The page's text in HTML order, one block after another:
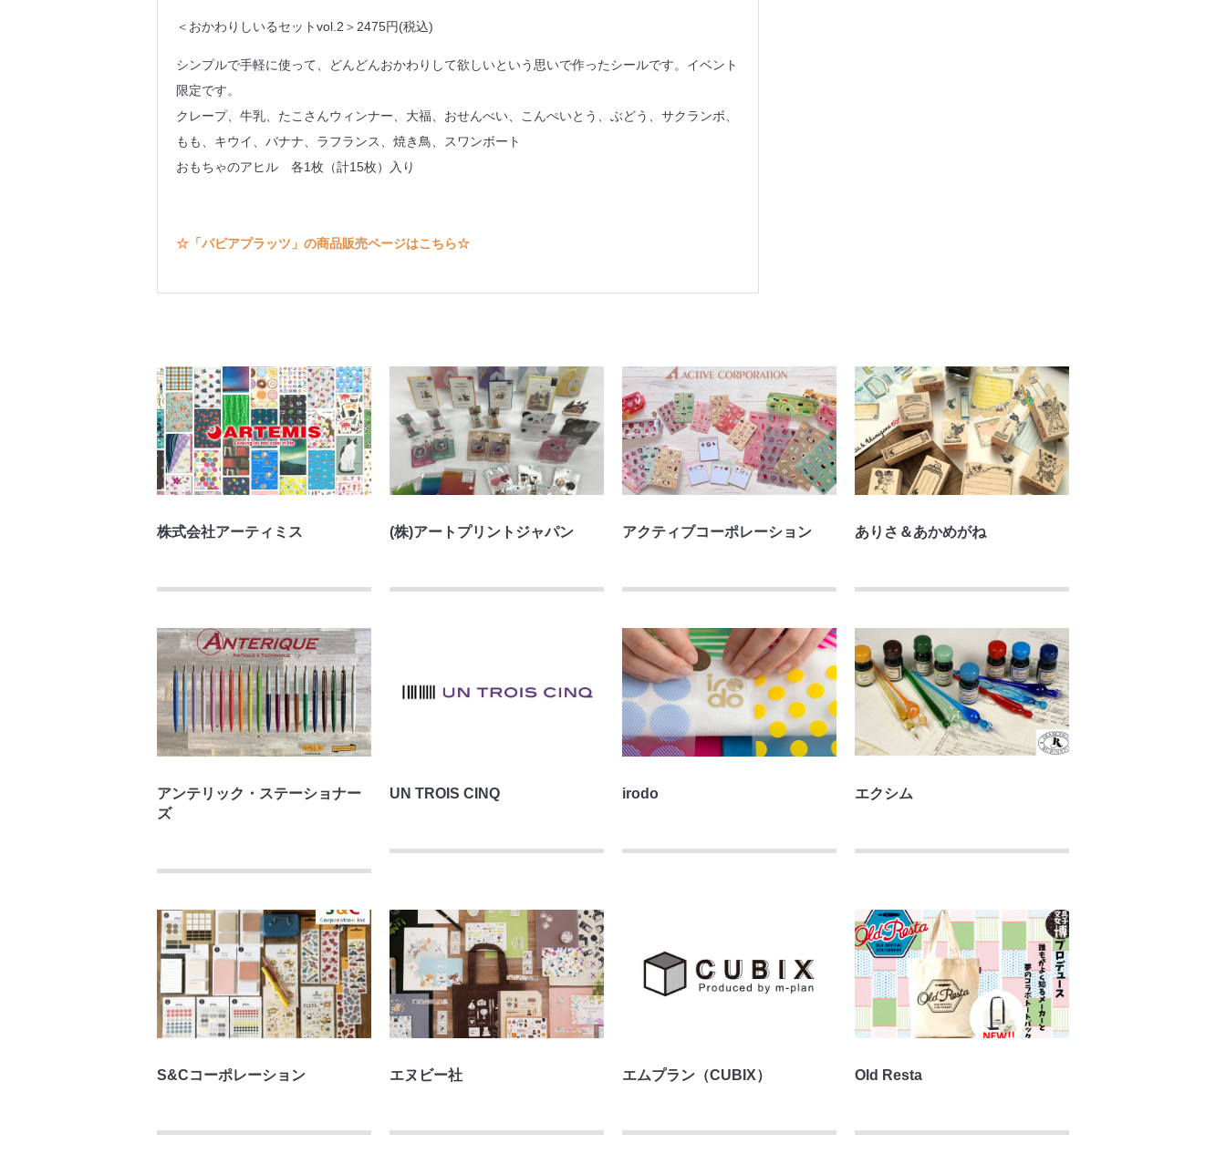
＜おかわりしいるセットvol.2＞2475円(税込)
シンプルで手軽に使って、どんどんおかわりして欲しいという思いで作ったシールです。イベント
限定です。
クレープ、牛乳、たこさんウィンナー、大福、おせんべい、こんぺいとう、ぶどう、サクランボ、
もも、キウイ、バナナ、ラフランス、焼き鳥、スワンボート
おもちゃのアヒル 各1枚（計15枚）入り
☆「パピアプラッツ」の商品販売ページはこちら☆
株式会社アーティミス (株)アートプリントジャパン アクティブコーポレーション ありさ＆あかめがね
アンテリック・ステーショナー
ズ
UN TROIS CINQ irodo エクシム
S&Cコーポレーション エヌビー社 エムプラン（CUBIX） Old Resta